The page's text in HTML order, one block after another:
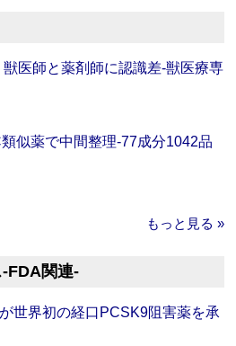
獣医師と薬剤師に認識差‐獣医療専
似薬で中間整理‐77成分1042品
もっと見る »
関連‐
世界初の経口PCSK9阻害薬を承